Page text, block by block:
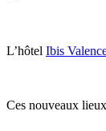
L’hôtel Ibis
Ces nouveaux